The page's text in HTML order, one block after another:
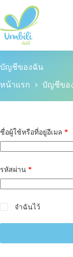
บัญชีของฉัน
หน้าแรก บัญชีขอ
ชื่อผู้ใช้หรือที่อยู่อีเมล *
รหัสผ่าน *
จำฉันไว้